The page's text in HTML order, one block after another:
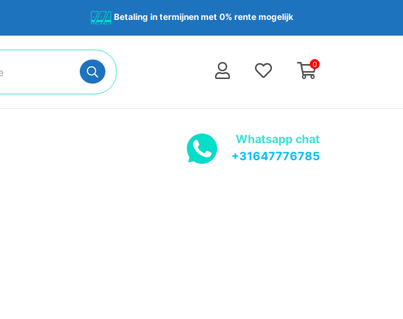
Betaling in termijnen met 0% rente mogelijk
0
Whatsapp chat
+31647776785